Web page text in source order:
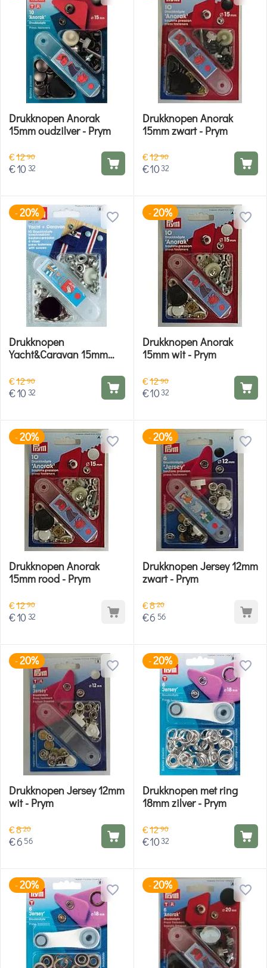
Drukknopen Anorak
15mm oudzilver - Prym
€1290
€10 32
Drukknopen Anorak
15mm zwart - Prym
€1290
€10 32
-20%
Drukknopen
Yacht&Caravan 15mm
€1290
€10 32
-20%
Drukknopen Anorak
15mm wit - Prym
€1290
€10 32
-20%
Drukknopen Anorak
15mm rood - Prym
€1290
€10 32
-20%
Drukknopen Jersey 12mm
zwart - Prym
€820
€6 56
-20%
Drukknopen Jersey 12mm
wit - Prym
€820
€6 56
-20%
Drukknopen met ring
18mm zilver - Prym
€1290
€10 32
-20% -20%